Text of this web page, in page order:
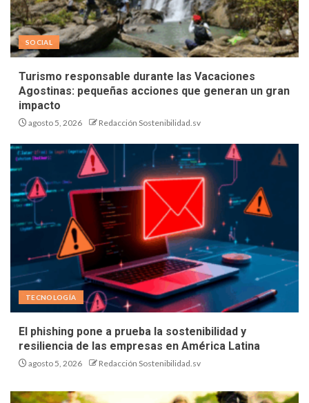
SOCIAL
Turismo responsable durante las Vacaciones
Agostinas: pequeñas acciones que generan un gran
impacto
agosto 5, 2026 Redacción Sostenibilidad.sv
TECNOLOGÍA
El phishing pone a prueba la sostenibilidad y
resiliencia de las empresas en América Latina
agosto 5, 2026 Redacción Sostenibilidad.sv